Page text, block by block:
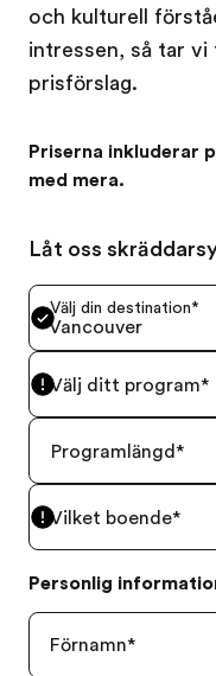
och kulturell
intressen, så tar
prisförslag.
Priserna inkluderar
med mera.
Låt oss
Välj din destination*
Vancouver
Välj ditt program*
Programlängd*
Vilket boende*
Personlig
Förnamn*